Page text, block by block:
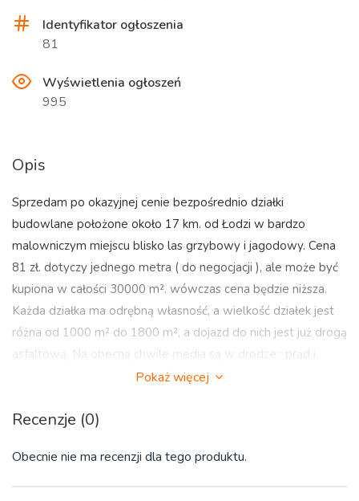
Identyfikator ogłoszenia
81
Wyświetlenia ogłoszeń
995
Opis
Sprzedam po okazyjnej cenie bezpośrednio działki
budowlane położone około 17 km. od Łodzi w bardzo
malowniczym miejscu blisko las grzybowy i jagodowy. Cena
81 zł. dotyczy jednego metra ( do negocjacji ), ale może być
kupiona w całości 30000 m². wówczas cena będzie niższa.
Każda działka ma odrębną własność, a wielkość działek jest
różna od 1000 m² do 1800 m², a dojazd do nich jest już drogą
asfaltową. Na obecną chwile media są w drodze : prąd i
woda natomiast sieć kanalizacyjna jest w planach gminnych.
sklepy, Urząd Gminy, stacje: benzynowa, PKP ( kolej
Pokaż więcej
Recenzje (0)
Obecnie nie ma recenzji dla tego produktu.